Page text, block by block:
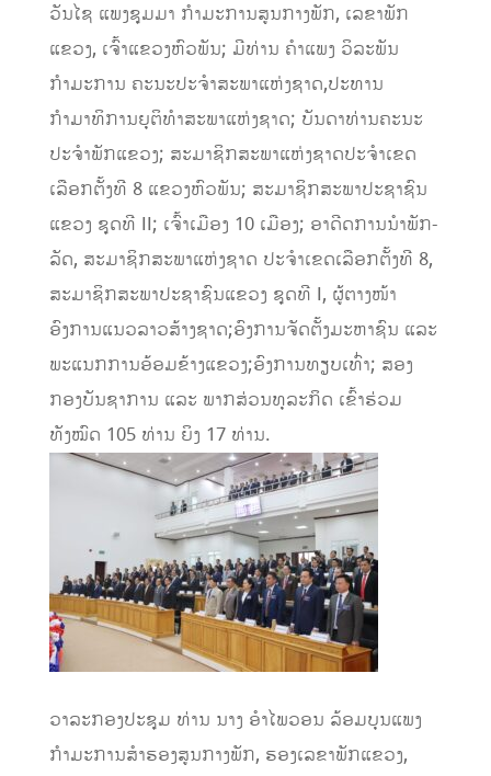
ວັນໄຊ ແພງຊຸມມາ ກຳມະການສູນກາງພັກ, ເລຂາພັກ
ແຂວງ, ເຈົ້າແຂວງຫົວພັນ; ມີທ່ານ ຄຳແພງ ວິລະພັນ
ກຳມະການ ຄະນະປະຈຳສະພາແຫ່ງຊາດ,ປະທານ
ກຳມາທິການຍຸຕິທຳສະພາແຫ່ງຊາດ; ບັນດາທ່ານຄະນະ
ປະຈຳພັກແຂວງ; ສະມາຊິກສະພາແຫ່ງຊາດປະຈຳ​ເຂດ​
ເລືອກ​ຕັ້ງ​ທີ 8 ​ແຂວງ​ຫົວພັນ; ສະມາຊິກສະພາປະຊາຊົນ
ແຂວງ ຊຸດທີ II; ເຈົ້າເມືອງ 10 ເມືອງ; ອາດີດການນຳພັກ-
ລັດ, ສະມາຊິກສະພາແຫ່ງຊາດ ປະຈຳເຂດເລືອກຕັ້ງທີ 8,
ສະມາຊິກສະພາປະຊາຊົນແຂວງ ຊຸດທີ I, ຜູ້ຕາງໜ້າ
ອົງການແນວລາວສ້າງຊາດ;ອົງການຈັດຕັ້ງມະຫາຊົນ ແລະ
ພະແນກການອ້ອມຂ້າງແຂວງ;ອົງການທຽບເທົ່າ; ສອງ
ກອງບັນຊາການ ແລະ ພາກສ່ວນທຸລະກິດ ເຂົ້າຮ່ວມ
ທັງໝົດ 105 ທ່ານ ຍິງ 17 ທ່ານ.
ວາລະກອງປະຊຸມ ທ່ານ ນາງ ອຳໄພວອນ ລ້ອມບຸນແພງ
ກຳມະການສຳຮອງສູນກາງພັກ, ຮອງເລຂາພັກແຂວງ,